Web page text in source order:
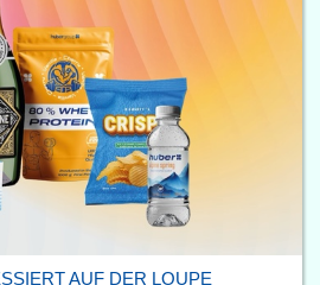
AUF DER LOUPE